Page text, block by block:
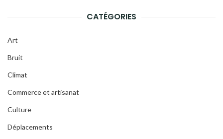
CATÉGORIES
Art
Bruit
Climat
Commerce et artisanat
Culture
Déplacements